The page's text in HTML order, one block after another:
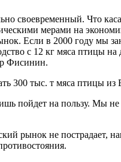
своевременный. Что
мерами на
Если в 2000 году мы
с 12 кг мяса птицы на
Фисинин.
300 тыс. т мяса птицы
пойдет на пользу. Мы
рынок не пострадает,